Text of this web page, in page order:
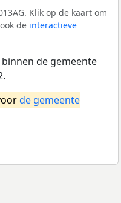
Klik op de kaart om
de interactieve
de gemeente
de gemeente